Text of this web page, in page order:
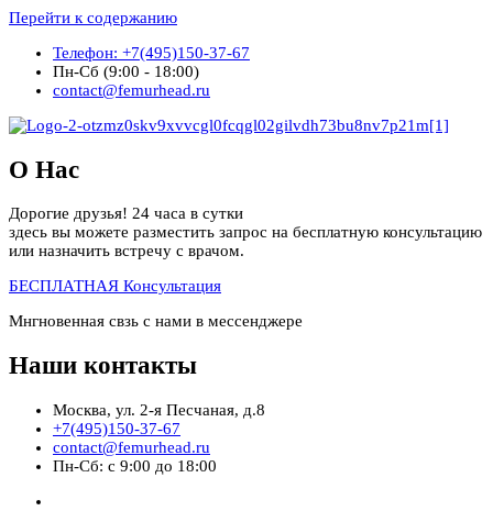
Перейти к содержанию
Телефон: +7(495)150-37-67
Пн-Сб (9:00 - 18:00)
contact@femurhead.ru
О Нас
Дорогие друзья! 24 часа в сутки
здесь вы можете разместить запрос на бесплатную консультацию
или назначить встречу с врачом.
БЕСПЛАТНАЯ Консультация
Мнгновенная свзь с нами в мессенджере
Наши контакты
Москва, ул. 2-я Песчаная, д.8
+7(495)150-37-67
contact@femurhead.ru
Пн-Сб: с 9:00 до 18:00